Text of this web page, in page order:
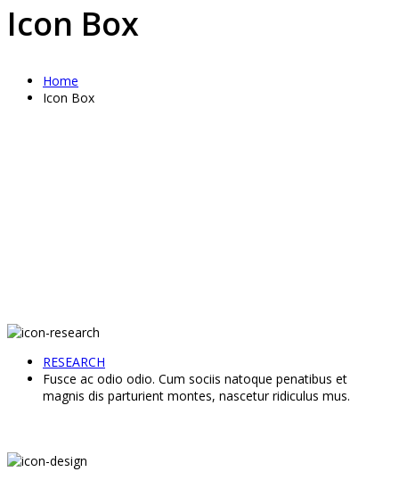
Icon Box
Home
Icon Box
RESEARCH
Fusce ac odio odio. Cum sociis natoque penatibus et
magnis dis parturient montes, nascetur ridiculus mus.